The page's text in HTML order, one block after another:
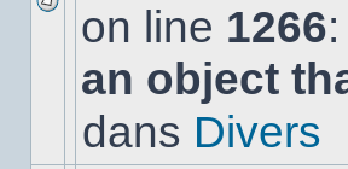
Aucun
nouveau
message
non-
dans
on line 1266:
an object
dans Divers